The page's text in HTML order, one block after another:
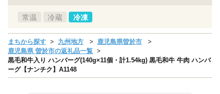
常温 冷蔵 冷凍
まちから探す 九州地方
鹿児島県曽於市
鹿児島県 曽於市の返礼品一覧
黒毛和牛入り ハンバーグ(140g×11個・計1.54kg) 黒毛和牛 牛肉 ハンバ
ーグ【ナンチク】A1148